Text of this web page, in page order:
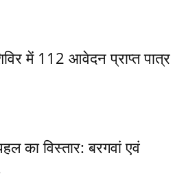
में 112 आवेदन प्राप्त पात्र
का विस्तार: बरगवां एवं